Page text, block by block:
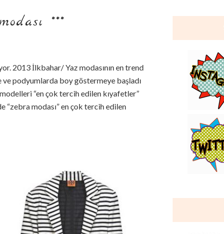
***
2013 İlkbahar/ Yaz modasının en trend
podyumlarda boy göstermeye başladı
“en çok tercih edilen kıyafetler”
“zebra modası” en çok tercih edilen